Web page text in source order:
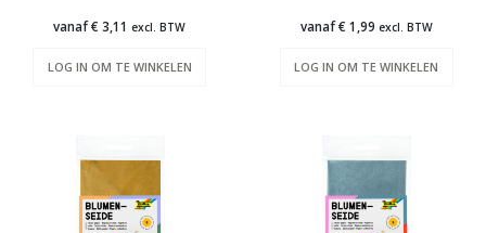
vanaf € 3,11excl. BTW
LOG IN OM TE WINKELEN
vanaf € 1,99 excl. BTW
LOG IN OM TE WINKELEN